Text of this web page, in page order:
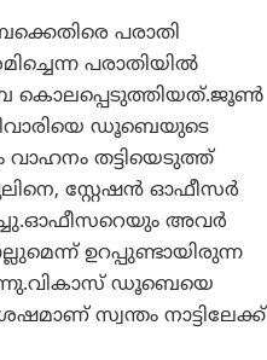
പരാതി
പരാതിയിൽ
കൊലപ്പെടുത്തിയത്.ജൂൺ
ഡൂബെയുടെ
തട്ടിയെടുത്ത്
സ്റ്റേഷൻ ഓഫീസർ
അവർ
ഉറപ്പുണ്ടായിരുന്ന
ഡൂബെയെ
സ്വന്തം നാട്ടിലേക്ക്